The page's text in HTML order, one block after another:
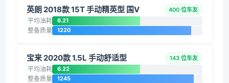
英朗 2018款 15T 手动精英型 国V 400 位车友
平均油耗 6.21
整备质量 1220
宝来 2020款 1.5L 手动舒适型 143 位车友
平均油耗 6.22
整备质量 1245